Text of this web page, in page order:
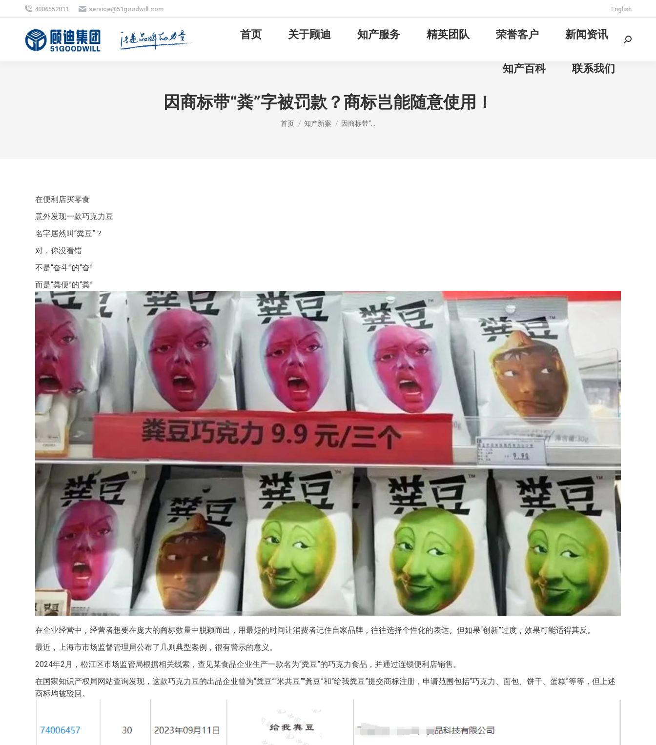
4006552011 service@51goodwill.com English
首页 关于顾迪 知产服务 精英团队 荣誉客户 新闻资讯
知产百科 联系我们
Search:
因商标带“粪”字被罚款？商标岂能随意使用！
您在这里：
首页 知产新案 因商标带“…
在便利店买零食
意外发现一款巧克力豆
名字居然叫“粪豆”？
对，你没看错
不是“奋斗”的“奋”
而是“粪便”的“粪”
在企业经营中，经营者想要在庞大的商标数量中脱颖而出，用最短的时间让消费者记住自家品牌，往往选择个性化的表达。但如果“创新”过度，效果可能适得其反。
最近，上海市市场监督管理局公布了几则典型案例，很有警示的意义。
2024年2月，松江区市场监管局根据相关线索，查见某食品企业生产一款名为“粪豆”的巧克力食品，并通过连锁便利店销售。
在国家知识产权局网站查询发现，这款巧克力豆的出品企业曾为“粪豆”“米共豆”“糞豆”和“给我粪豆”提交商标注册，申请范围包括“巧克力、面包、饼干、蛋糕”等等，但上述
商标均被驳回。